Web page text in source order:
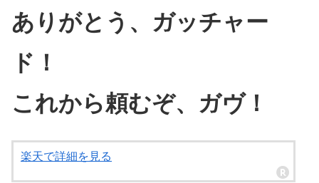
ありがとう、ガッチャー
ド！
これから頼むぞ、ガヴ！
楽天で詳細を見る